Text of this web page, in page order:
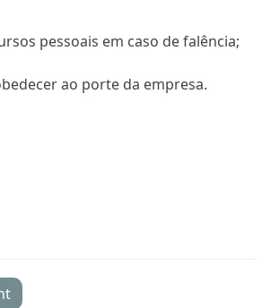
pessoais em caso de falência;
ao porte da empresa.